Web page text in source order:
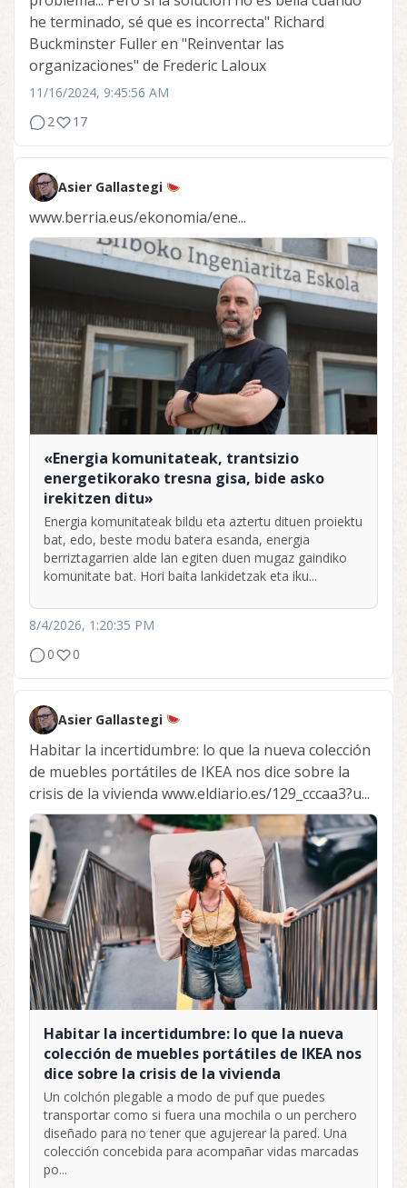
he terminado, sé que es incorrecta" Richard
Buckminster Fuller en "Reinventar las
organizaciones" de Frederic Laloux
11/16/2024, 9:45:56 AM
2
17
Asier Gallastegi
www.berria.eus/ekonomia/ene...
«Energia komunitateak, trantsizio
energetikorako tresna gisa, bide asko
irekitzen ditu»
Energia komunitateak bildu eta aztertu dituen proiektu
bat, edo, beste modu batera esanda, energia
berriztagarrien alde lan egiten duen mugaz gaindiko
komunitate bat. Hori baita lankidetzak eta iku...
8/4/2026, 1:20:35 PM
0
0
Asier Gallastegi
Habitar la incertidumbre: lo que la nueva colección
de muebles portátiles de IKEA nos dice sobre la
crisis de la vivienda www.eldiario.es/129_cccaa3?u...
Habitar la incertidumbre: lo que la nueva
colección de muebles portátiles de IKEA nos
dice sobre la crisis de la vivienda
Un colchón plegable a modo de puf que puedes
transportar como si fuera una mochila o un perchero
diseñado para no tener que agujerear la pared. Una
colección concebida para acompañar vidas marcadas
po...